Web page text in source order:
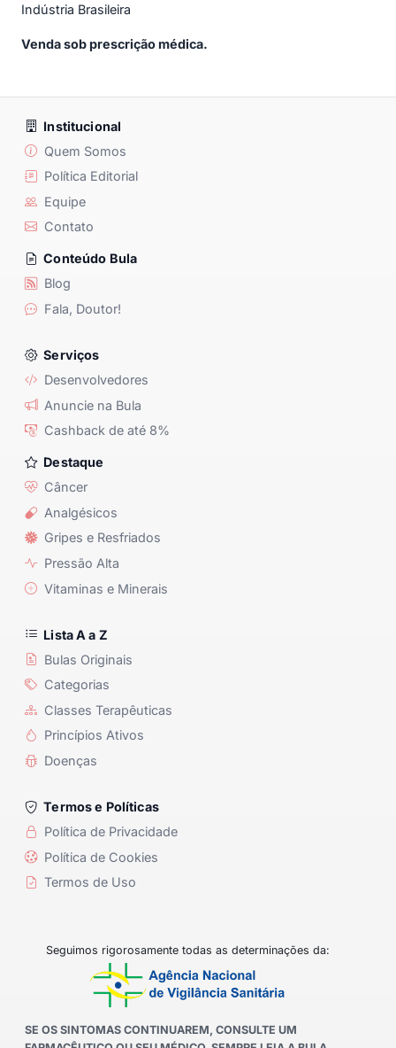
Indústria Brasileira
Venda sob prescrição médica.
Institucional
Quem Somos
Política Editorial
Equipe
Contato
Conteúdo Bula
Blog
Fala, Doutor!
Serviços
Desenvolvedores
Anuncie na Bula
Cashback de até 8%
Destaque
Câncer
Analgésicos
Gripes e Resfriados
Pressão Alta
Vitaminas e Minerais
Lista A a Z
Bulas Originais
Categorias
Classes Terapêuticas
Princípios Ativos
Doenças
Termos e Políticas
Política de Privacidade
Política de Cookies
Termos de Uso
Seguimos rigorosamente todas as determinações da:
SE OS SINTOMAS CONTINUAREM, CONSULTE UM